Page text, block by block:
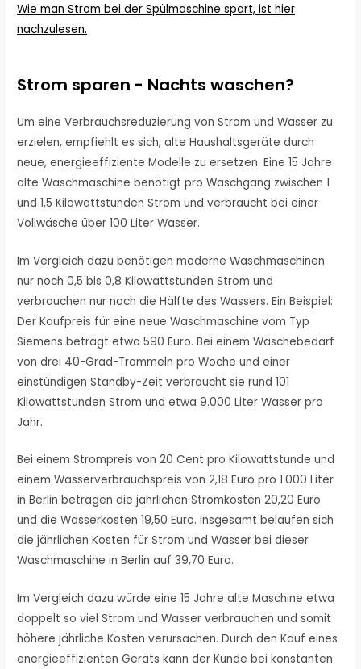
Wie man Strom bei der Spülmaschine spart, ist hier
nachzulesen.
Strom sparen - Nachts waschen?
Um eine Verbrauchsreduzierung von Strom und Wasser zu
erzielen, empfiehlt es sich, alte Haushaltsgeräte durch
neue, energieeffiziente Modelle zu ersetzen. Eine 15 Jahre
alte Waschmaschine benötigt pro Waschgang zwischen 1
und 1,5 Kilowattstunden Strom und verbraucht bei einer
Vollwäsche über 100 Liter Wasser.
Im Vergleich dazu benötigen moderne Waschmaschinen
nur noch 0,5 bis 0,8 Kilowattstunden Strom und
verbrauchen nur noch die Hälfte des Wassers. Ein Beispiel:
Der Kaufpreis für eine neue Waschmaschine vom Typ
Siemens beträgt etwa 590 Euro. Bei einem Wäschebedarf
von drei 40-Grad-Trommeln pro Woche und einer
einstündigen Standby-Zeit verbraucht sie rund 101
Kilowattstunden Strom und etwa 9.000 Liter Wasser pro
Jahr.
Bei einem Strompreis von 20 Cent pro Kilowattstunde und
einem Wasserverbrauchspreis von 2,18 Euro pro 1.000 Liter
in Berlin betragen die jährlichen Stromkosten 20,20 Euro
und die Wasserkosten 19,50 Euro. Insgesamt belaufen sich
die jährlichen Kosten für Strom und Wasser bei dieser
Waschmaschine in Berlin auf 39,70 Euro.
Im Vergleich dazu würde eine 15 Jahre alte Maschine etwa
doppelt so viel Strom und Wasser verbrauchen und somit
höhere jährliche Kosten verursachen. Durch den Kauf eines
energieeffizienten Geräts kann der Kunde bei konstanten